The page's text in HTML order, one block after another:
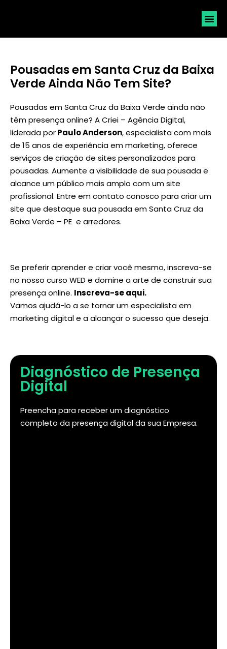
Pousadas em Santa Cruz da Baixa
Verde Ainda Não Tem Site?
Pousadas em Santa Cruz da Baixa Verde ainda não
têm presença online? A Criei – Agência Digital,
liderada porPaulo Anderson, especialista com mais
de 15 anos de experiência em marketing, oferece
serviços de criação de sites personalizados para
pousadas. Aumente a visibilidade de sua pousada e
alcance um público mais amplo com um site
profissional. Entre em contato conosco para criar um
site que destaque sua pousada em Santa Cruz da
Baixa Verde – PE e arredores.
Se preferir aprender e criar você mesmo, inscreva-se
no nosso curso WED e domine a arte de construir sua
presença online. Inscreva-se aqui.
Vamos ajudá-lo a se tornar um especialista em
marketing digital e a alcançar o sucesso que deseja.
Diagnóstico de Presença
Digital
Preencha para receber um diagnóstico
completo da presença digital da sua Empresa.